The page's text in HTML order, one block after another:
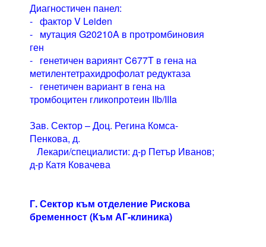
Диагностичен панел:
- фактор V Leiden
- мутация G20210A в протромбиновия
ген
- генетичен вариянт C677T в гена на
метилентетрахидрофолат редуктаза
- генетичен вариант в гена на
тромбоцитен гликопротеин IIb/IIIa
Зав. Сектор – Доц. Регина Комса-
Пенкова, д.
Лекари/специалисти: д-р Петър Иванов;
д-р Катя Ковачева
Г. Сектор към отделение Рискова
бременност (Към АГ-клиника)